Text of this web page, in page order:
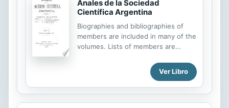
canal de YouTube. En este libro
quiero presentarlas un compendio
de las ideas más equivocadas que se
tienen sobre el espacio o, en otras
palabras, ¡LAS MENTIRAS MÁS
tal vez eso es un poco exagerado.
Tal vez existan alienígenas más...
Anales de la Sociedad
Científica Argentina
Biographies and bibliographies of
members are included in many of the
volumes. Lists of members are
Ver Libro